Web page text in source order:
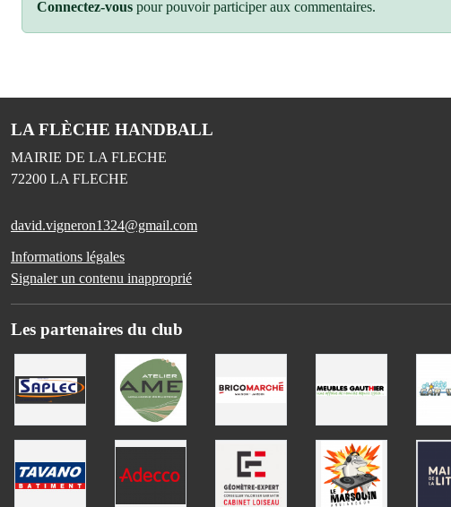
Connectez-vous pour pouvoir participer aux commentaires.
LA FLÈCHE HANDBALL
MAIRIE DE LA FLECHE
72200 LA FLECHE
david.vigneron1324@gmail.com
Informations légales
Signaler un contenu inapproprié
Les partenaires du club